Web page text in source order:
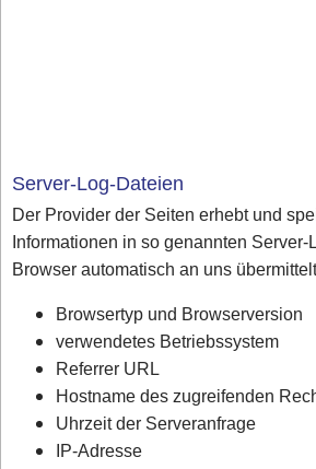
Server-Log-Dateien
Der Provider der Seiten erhebt und
Informationen in so genannten
Browser automatisch an uns
Browsertyp und Browserversion
verwendetes Betriebssystem
Referrer URL
Hostname des zugreifenden
Uhrzeit der Serveranfrage
IP-Adresse